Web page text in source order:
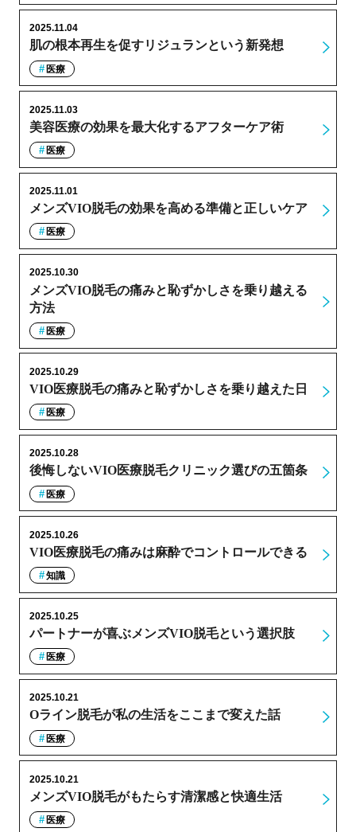
肌の根本再生を促すリジュランという新発想
2025.11.04
医療
美容医療の効果を最大化するアフターケア術
2025.11.03
医療
メンズVIO脱毛の効果を高める準備と正しいケア
2025.11.01
医療
メンズVIO脱毛の痛みと恥ずかしさを乗り越える
方法
2025.10.30
医療
VIO医療脱毛の痛みと恥ずかしさを乗り越えた日
2025.10.29
医療
後悔しないVIO医療脱毛クリニック選びの五箇条
2025.10.28
医療
VIO医療脱毛の痛みは麻酔でコントロールできる
2025.10.26
知識
パートナーが喜ぶメンズVIO脱毛という選択肢
2025.10.25
医療
Oライン脱毛が私の生活をここまで変えた話
2025.10.21
医療
メンズVIO脱毛がもたらす清潔感と快適生活
2025.10.21
医療